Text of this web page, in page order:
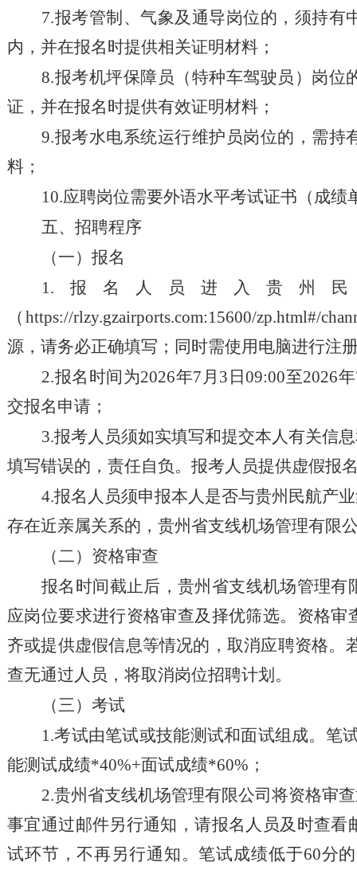
7.报考管制、气象及通导岗位的，须持
内，并在报名时提供相关证明材料；
8.报考机坪保障员（特种车驾驶员）岗位
证，并在报名时提供有效证明材料；
9.报考水电系统运行维护员岗位的，需持
料；
10.应聘岗位需要外语水平考试证书 （成绩
五、招聘程序
（一）报名
1.报名人员进入贵州
（https://rlzy.gzairports.com:15600/zp.html#/
源，请务必正确填写；同时需使用电脑进行注
2.报名时间为2026年7 月 3 日09:00至2026年
交报名申请；
3.报考人员须如实填写和提交本人有关信
填写错误的，责任自负。报考人员提供虚假报
4.报名人员须申报本人是否与贵州民航产
存在近亲属关系的，贵州省支线机场管理有限
（二）资格审查
报名时间截止后，贵州省支线机场管理
应岗位要求进行资格审查及择优筛选。资格
齐或提供虚假信息等情况的，取消应聘资格。
查无通过人员，将取消岗位招聘计划。
（三）考试
1.考试由笔试或技能测试和面试组成。笔
能测试成绩*40%+面试成绩*60% ；
2.贵州省支线机场管理有限公司将资格审
事宜通过邮件另行通知，请报名人员及时查
试环节，不再另行通知。笔试成绩低于60分